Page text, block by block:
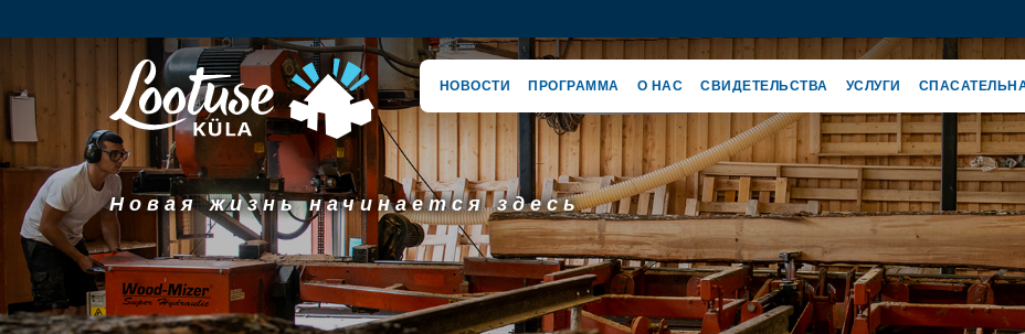
НОВОСТИ ПРОГРАММА O НАС СВИДЕТЕЛЬСТВА УСЛУГИ
Новая жизнь начинается здесь